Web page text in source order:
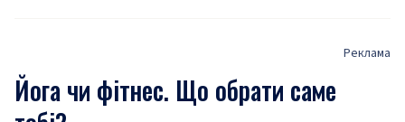
Реклама
Йога чи фітнес. Що обрати саме